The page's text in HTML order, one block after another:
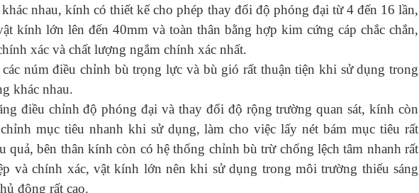
nhau, kính có thiết kế cho phép thay đổi độ phóng đại từ 4 đến 16 lần,
kính lớn lên đến 40mm và toàn thân bằng hợp kim cứng cáp chắc chắn,
xác và chất lượng ngắm chính xác nhất.
núm điều chỉnh bù trọng lực và bù gió rất thuận tiện khi sử dụng trong
khác nhau.
điều chỉnh độ phóng đại và thay đổi độ rộng trường quan sát, kính còn
mục tiêu nhanh khi sử dụng, làm cho việc lấy nét bám mục tiêu rất
quả, bên thân kính còn có hệ thống chỉnh bù trừ chống lệch tâm nhanh rất
và chính xác, vật kính lớn nên khi sử dụng trong môi trường thiếu sáng
động rất cao.